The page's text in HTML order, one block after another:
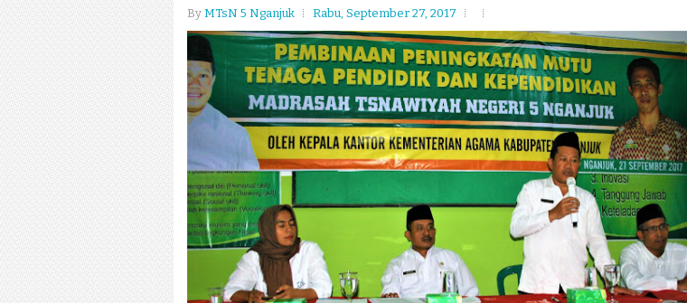
By MTsN 5 Nganjuk Rabu, September 27, 2017